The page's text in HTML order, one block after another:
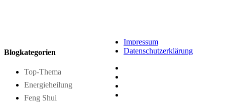
Blogkategorien
Top-Thema
Energieheilung
Feng Shui
Impressum
Datenschutzerklärung